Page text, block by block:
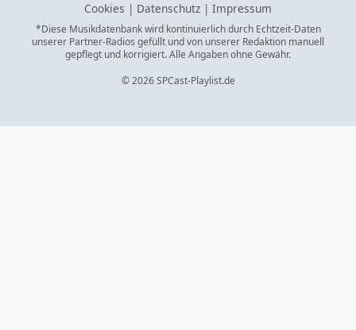
Cookies | Datenschutz | Impressum
*Diese Musikdatenbank wird kontinuierlich durch Echtzeit-Daten
unserer Partner-Radios gefüllt und von unserer Redaktion manuell
gepflegt und korrigiert. Alle Angaben ohne Gewähr.
© 2026 SPCast-Playlist.de